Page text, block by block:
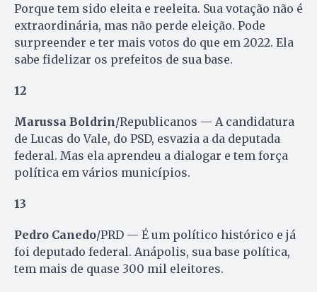
Porque tem sido eleita e reeleita. Sua votação não é
extraordinária, mas não perde eleição. Pode
surpreender e ter mais votos do que em 2022. Ela
sabe fidelizar os prefeitos de sua base.
12
Marussa Boldrin/Republicanos — A candidatura
de Lucas do Vale, do PSD, esvazia a da deputada
federal. Mas ela aprendeu a dialogar e tem força
política em vários municípios.
13
Pedro Canedo/PRD — É um político histórico e já
foi deputado federal. Anápolis, sua base política,
tem mais de quase 300 mil eleitores.